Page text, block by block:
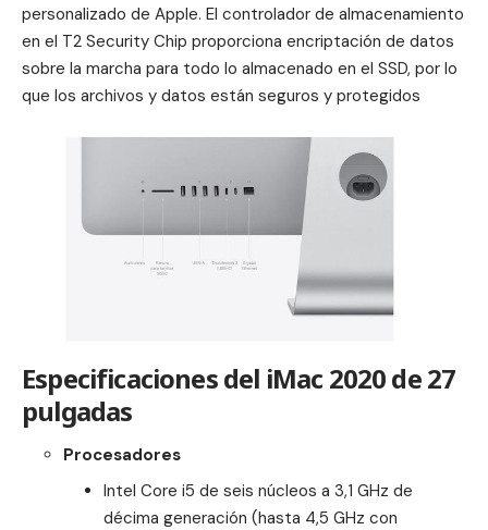
personalizado de Apple. El controlador de almacenamiento
en el T2 Security Chip proporciona encriptación de datos
sobre la marcha para todo lo almacenado en el SSD, por lo
que los archivos y datos están seguros y protegidos
Especificaciones del iMac 2020 de 27
pulgadas
Procesadores
Intel Core i5 de seis núcleos a 3,1 GHz de
décima generación (hasta 4,5 GHz con